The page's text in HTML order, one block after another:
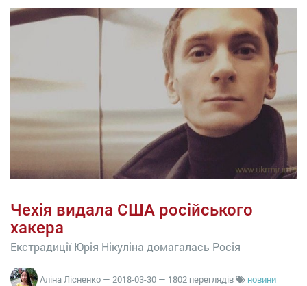
Чехія видала США російського
хакера
Екстрадиції Юрія Нікуліна домагалась Росія
Аліна Лісненко — 2018-03-30 — 1802 переглядів
новини